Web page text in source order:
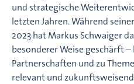
und strategische
letzten Jahren. Während
2023 hat Markus Schwaiger
besonderer Weise geschärft
Partnerschaften und zu
relevant und